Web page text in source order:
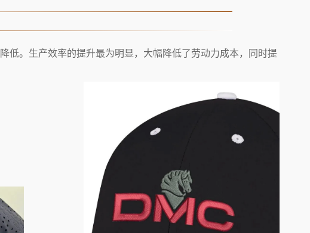
低。生产效率的提升最为明显，大幅降低了劳动力成本，同时提